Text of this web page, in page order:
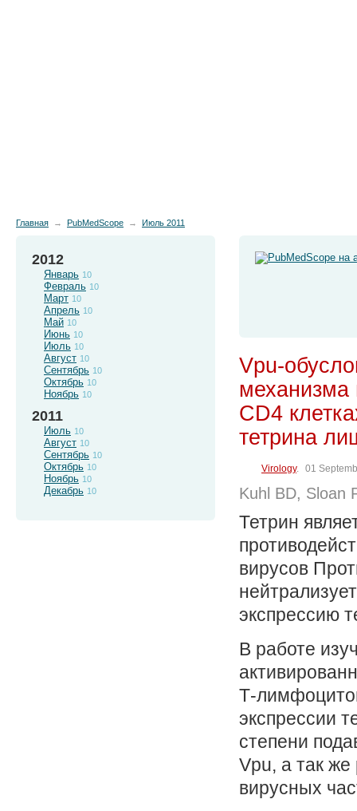
Главная → PubMedScope → Июль 2011
Vpu-
механизма
CD4
тетрина
Virology. 01
Kuhl BD, Sloan
Тетрин
вирусов
экспрессию
В работе
Т-
экспрессии
степени
Vpu, а так же
вирусных
2012
Январь 10
Февраль 10
Март 10
Апрель 10
Май 10
Июнь 10
Июль 10
Август 10
Сентябрь 10
Октябрь 10
Ноябрь 10
2011
Июль 10
Август 10
Сентябрь 10
Октябрь 10
Ноябрь 10
Декабрь 10